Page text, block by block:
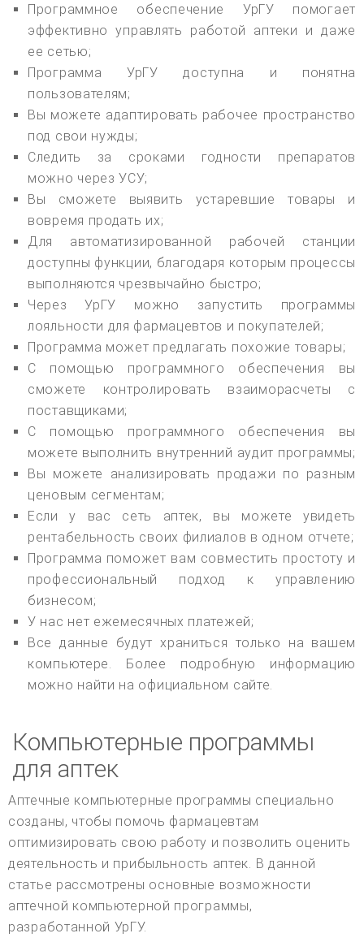
Программное обеспечение УрГУ помогает
эффективно управлять работой аптеки и даже
ее сетью;
Программа УрГУ доступна и понятна
пользователям;
Вы можете адаптировать рабочее пространство
под свои нужды;
Следить за сроками годности препаратов
можно через УСУ;
Вы сможете выявить устаревшие товары и
вовремя продать их;
Для автоматизированной рабочей станции
доступны функции, благодаря которым процессы
выполняются чрезвычайно быстро;
Через УрГУ можно запустить программы
лояльности для фармацевтов и покупателей;
Программа может предлагать похожие товары;
С помощью программного обеспечения вы
сможете контролировать взаиморасчеты с
поставщиками;
С помощью программного обеспечения вы
можете выполнить внутренний аудит программы;
Вы можете анализировать продажи по разным
ценовым сегментам;
Если у вас сеть аптек, вы можете увидеть
рентабельность своих филиалов в одном отчете;
Программа поможет вам совместить простоту и
профессиональный подход к управлению
бизнесом;
У нас нет ежемесячных платежей;
Все данные будут храниться только на вашем
компьютере. Более подробную информацию
можно найти на официальном сайте.
Компьютерные программы
для аптек
Аптечные компьютерные программы специально
созданы, чтобы помочь фармацевтам
оптимизировать свою работу и позволить оценить
деятельность и прибыльность аптек. В данной
статье рассмотрены основные возможности
аптечной компьютерной программы,
разработанной УрГУ.